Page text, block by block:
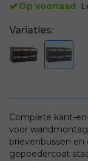
Op voorraad
Variaties:
Complete kant-
voor
brievenbussen en
gepoedercoat